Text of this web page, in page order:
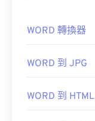
WORD 轉換器
WORD 到 JPG
WORD 到 HTML